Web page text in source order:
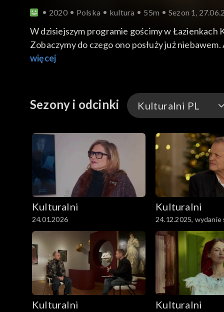
2020 Polska kultura 55m Sezon 1,
W dzisiejszym programie gościmy w
Zobaczymy do czego ono posłuży już
spotkaniach i marzeniach zawodowych.
więcej
Sezony i odcinki Kulturalni PL
Kulturalni
Kulturalni PL
Kulturalni
24.01.2026
Kulturalni
24.12.2025,
Kulturalni Kulturalni